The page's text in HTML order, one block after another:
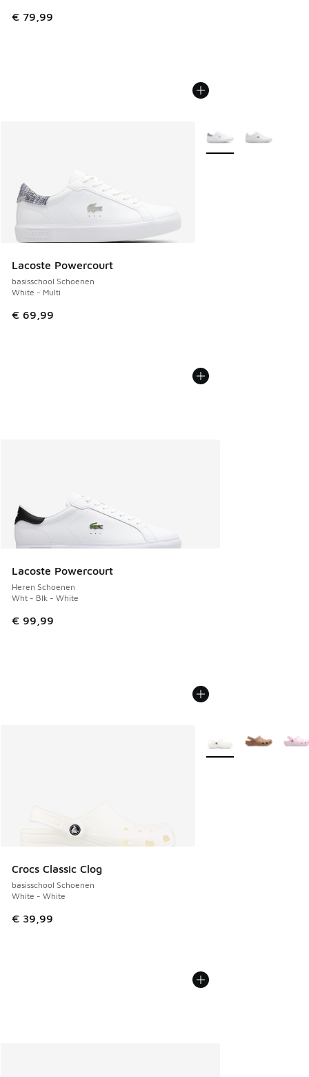
€ 79,99
Lacoste Powercourt
basisschool Schoenen
White - Multi
€ 69,99
Meer kleuren
Lacoste Powercourt
Heren Schoenen
Wht - Blk - White
€ 99,99
Crocs Classic Clog
basisschool Schoenen
White - White
€ 39,99
Meer kleuren